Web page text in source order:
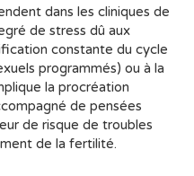
dans les cliniques de
de stress dû aux
constante du cycle
programmés) ou à la
la procréation
de pensées
de risque de troubles
de la fertilité.